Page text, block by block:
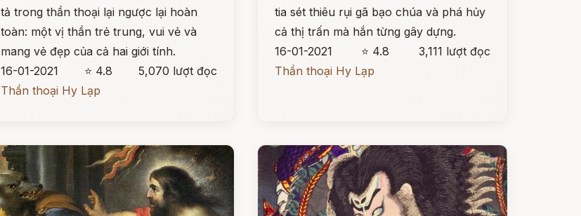
tả trong thần thoại lại ngược lại hoàn
toàn: một vị thần trẻ trung, vui vẻ và
mang vẻ đẹp của cả hai giới tính.
16-01-2021
⭐ 4.8
5,070 lượt đọc
Thần thoại Hy Lạp
tia sét thiêu rụi gã bạo chúa và phá hủy
cả thị trấn mà hắn từng gây dựng.
16-01-2021
⭐ 4.8
3,111 lượt đọc
Thần thoại Hy Lạp